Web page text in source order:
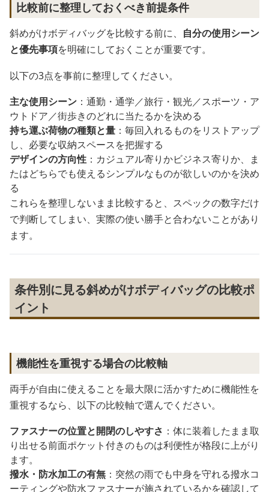
比較前に整理しておくべき前提条件
斜めがけボディバッグを比較する前に、 自分の使用シーン
と優先事項を明確にしておくことが重要です。
以下の3点を事前に整理してください。
主な使用シーン ：通勤・通学／旅行・観光／スポーツ・ア
ウトドア／街歩きのどれに当たるかを決める
持ち運ぶ荷物の種類と量 ：毎回入れるものをリストアップ
し、必要な収納スペースを把握する
デザインの方向性 ：カジュアル寄りかビジネス寄りか、ま
たはどちらでも使えるシンプルなものが欲しいのかを決め
る
これらを整理しないまま比較すると、スペックの数字だけ
で判断してしまい、実際の使い勝手と合わないことがあり
ます。
条件別に見る斜めがけボディバッグの比較ポ
イント
機能性を重視する場合の比較軸
両手が自由に使えることを最大限に活かすために機能性を
重視するなら、以下の比較軸で選んでください。
ファスナーの位置と開閉のしやすさ ：体に装着したまま取
り出せる前面ポケット付きのものは利便性が格段に上がり
ます。
撥水・防水加工の有無 ：突然の雨でも中身を守れる撥水コ
ーティングや防水ファスナーが施されているかを確認して